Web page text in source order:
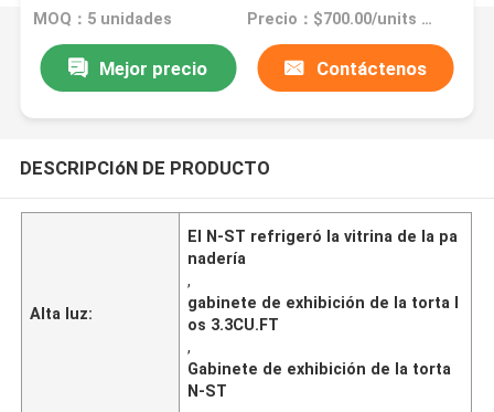
MOQ：5 unidades Precio：$700.00/units 5-9 units
Mejor precio Contáctenos
DESCRIPCIóN DE PRODUCTO
Alta luz:
El N-ST refrigeró la vitrina de la pa
nadería
,
gabinete de exhibición de la torta l
os 3.3CU.FT
,
Gabinete de exhibición de la torta
N-ST